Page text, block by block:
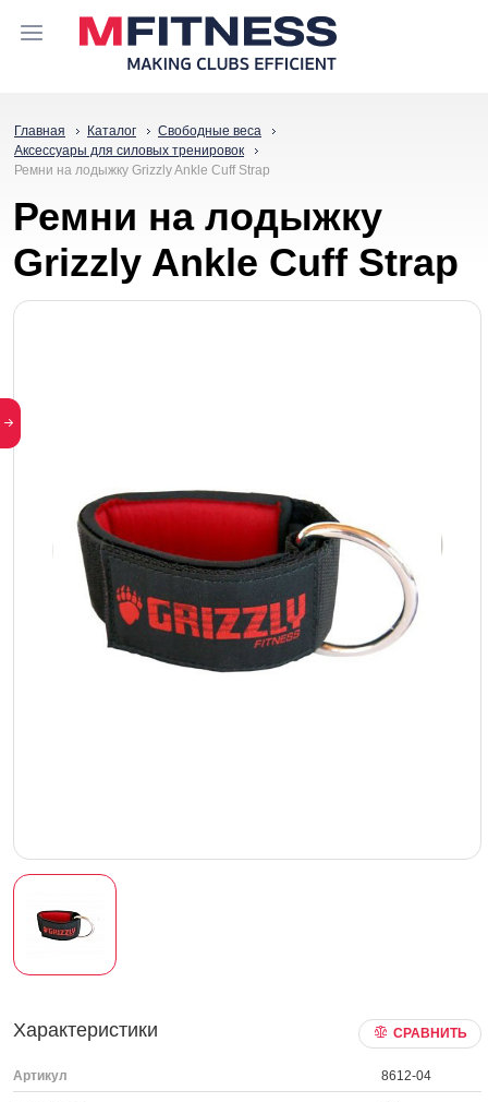
Главная Каталог
Свободные веса
Аксессуары для силовых тренировок
Ремни на лодыжку Grizzly Ankle Cuff Strap
Ремни на лодыжку
Grizzly Ankle Cuff Strap
Характеристики СРАВНИТЬ
Артикул 8612-04